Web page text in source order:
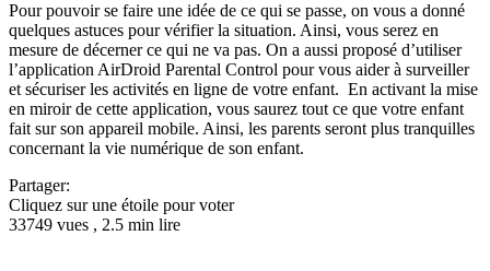
Pour pouvoir se faire une idée de ce qui se passe, on vous a donné
quelques astuces pour vérifier la situation. Ainsi, vous serez en
mesure de décerner ce qui ne va pas. On a aussi proposé d’utiliser
l’application AirDroid Parental Control pour vous aider à surveiller
et sécuriser les activités en ligne de votre enfant. En activant la mise
en miroir de cette application, vous saurez tout ce que votre enfant
fait sur son appareil mobile. Ainsi, les parents seront plus tranquilles
concernant la vie numérique de son enfant.
Partager:
Cliquez sur une étoile pour voter
33749 vues , 2.5 min lire